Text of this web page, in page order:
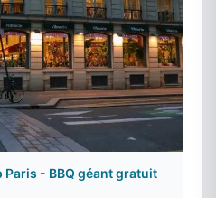
- BBQ géant gratuit